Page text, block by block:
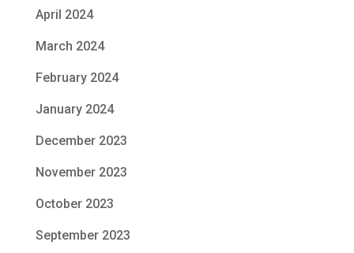
April 2024
March 2024
February 2024
January 2024
December 2023
November 2023
October 2023
September 2023